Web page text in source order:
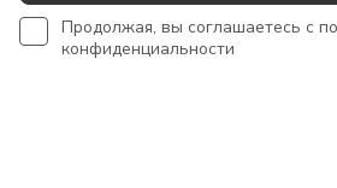
Продолжая, вы соглашаетесь с
конфиденциальности